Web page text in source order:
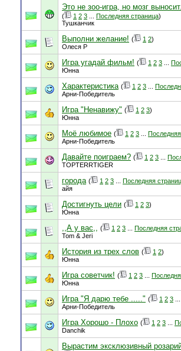
Это не зоо-игра, но мозг
( 1 2 3 Последняя страница)
Тушканчик
Выполни желание! ( 1 2)
Олеся Р
Игра угадай фильм! ( 1 2 3
Юнна
Характеристика ( 1 2 3
Арни-Победитель
Игра "Ненавижу" ( 1 2 3)
Юнна
Моё любимое ( 1 2 3
Арни-Победитель
Давайте поиграем? ( 1 2 3
TOPTERRTIGER
города ( 1 2 3 Последняя
айя
Достигнуть цели ( 1 2 3)
Юнна
,,А у вас,, ( 1 2 3 Последняя
Tom & Jeri
История из трех слов ( 1 2)
Юнна
Игра советчик! ( 1 2 3
Юнна
Игра "Я дарю тебе ....." ( 1 2 3
Арни-Победитель
Игра Хорошо - Плохо ( 1 2 3
Danchik
Вырастим эксклюзивный